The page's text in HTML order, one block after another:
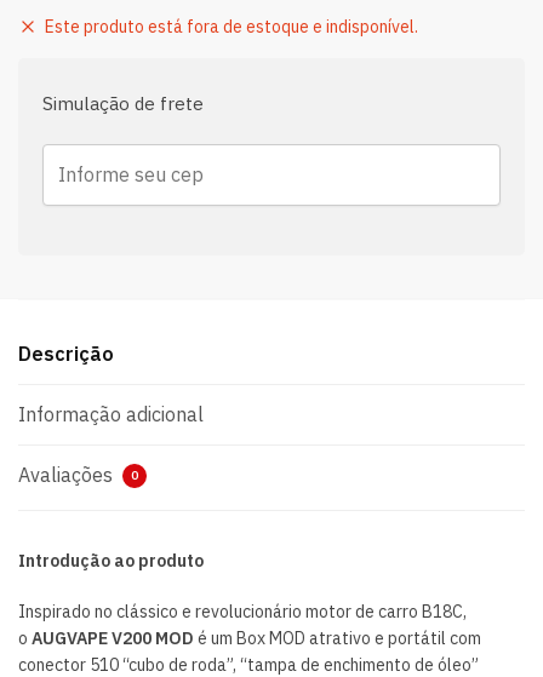
Este produto está fora de estoque e indisponível.
Simulação de frete
Descrição
Informação adicional
Avaliações 0
Introdução ao produto
Inspirado no clássico e revolucionário motor de carro B18C,
o AUGVAPE V200 MOD é um Box MOD atrativo e portátil com
conector 510 “cubo de roda”, “tampa de enchimento de óleo”